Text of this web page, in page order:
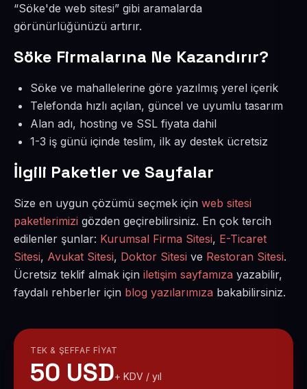
“Söke'de web sitesi” gibi aramalarda
görünürlüğünüzü artırır.
Söke Firmalarına Ne Kazandırır?
Söke ve mahallelerine göre yazılmış yerel içerik
Telefonda hızlı açılan, güncel ve uyumlu tasarım
Alan adı, hosting ve SSL fiyata dahil
1-3 iş günü içinde teslim, ilk ay destek ücretsiz
İlgili Paketler ve Sayfalar
Size en uygun çözümü seçmek için web sitesi
paketlerimizi gözden geçirebilirsiniz. En çok tercih
edilenler şunlar: Kurumsal Firma Sitesi, E-Ticaret
Sitesi, Avukat Sitesi, Doktor Sitesi ve Restoran Sitesi.
Ücretsiz teklif almak için iletişim sayfamıza yazabilir,
faydalı rehberler için blog yazılarımıza bakabilirsiniz.
TEK & ŞEFFAF FIYAT
50 USD+ KDV / yıl